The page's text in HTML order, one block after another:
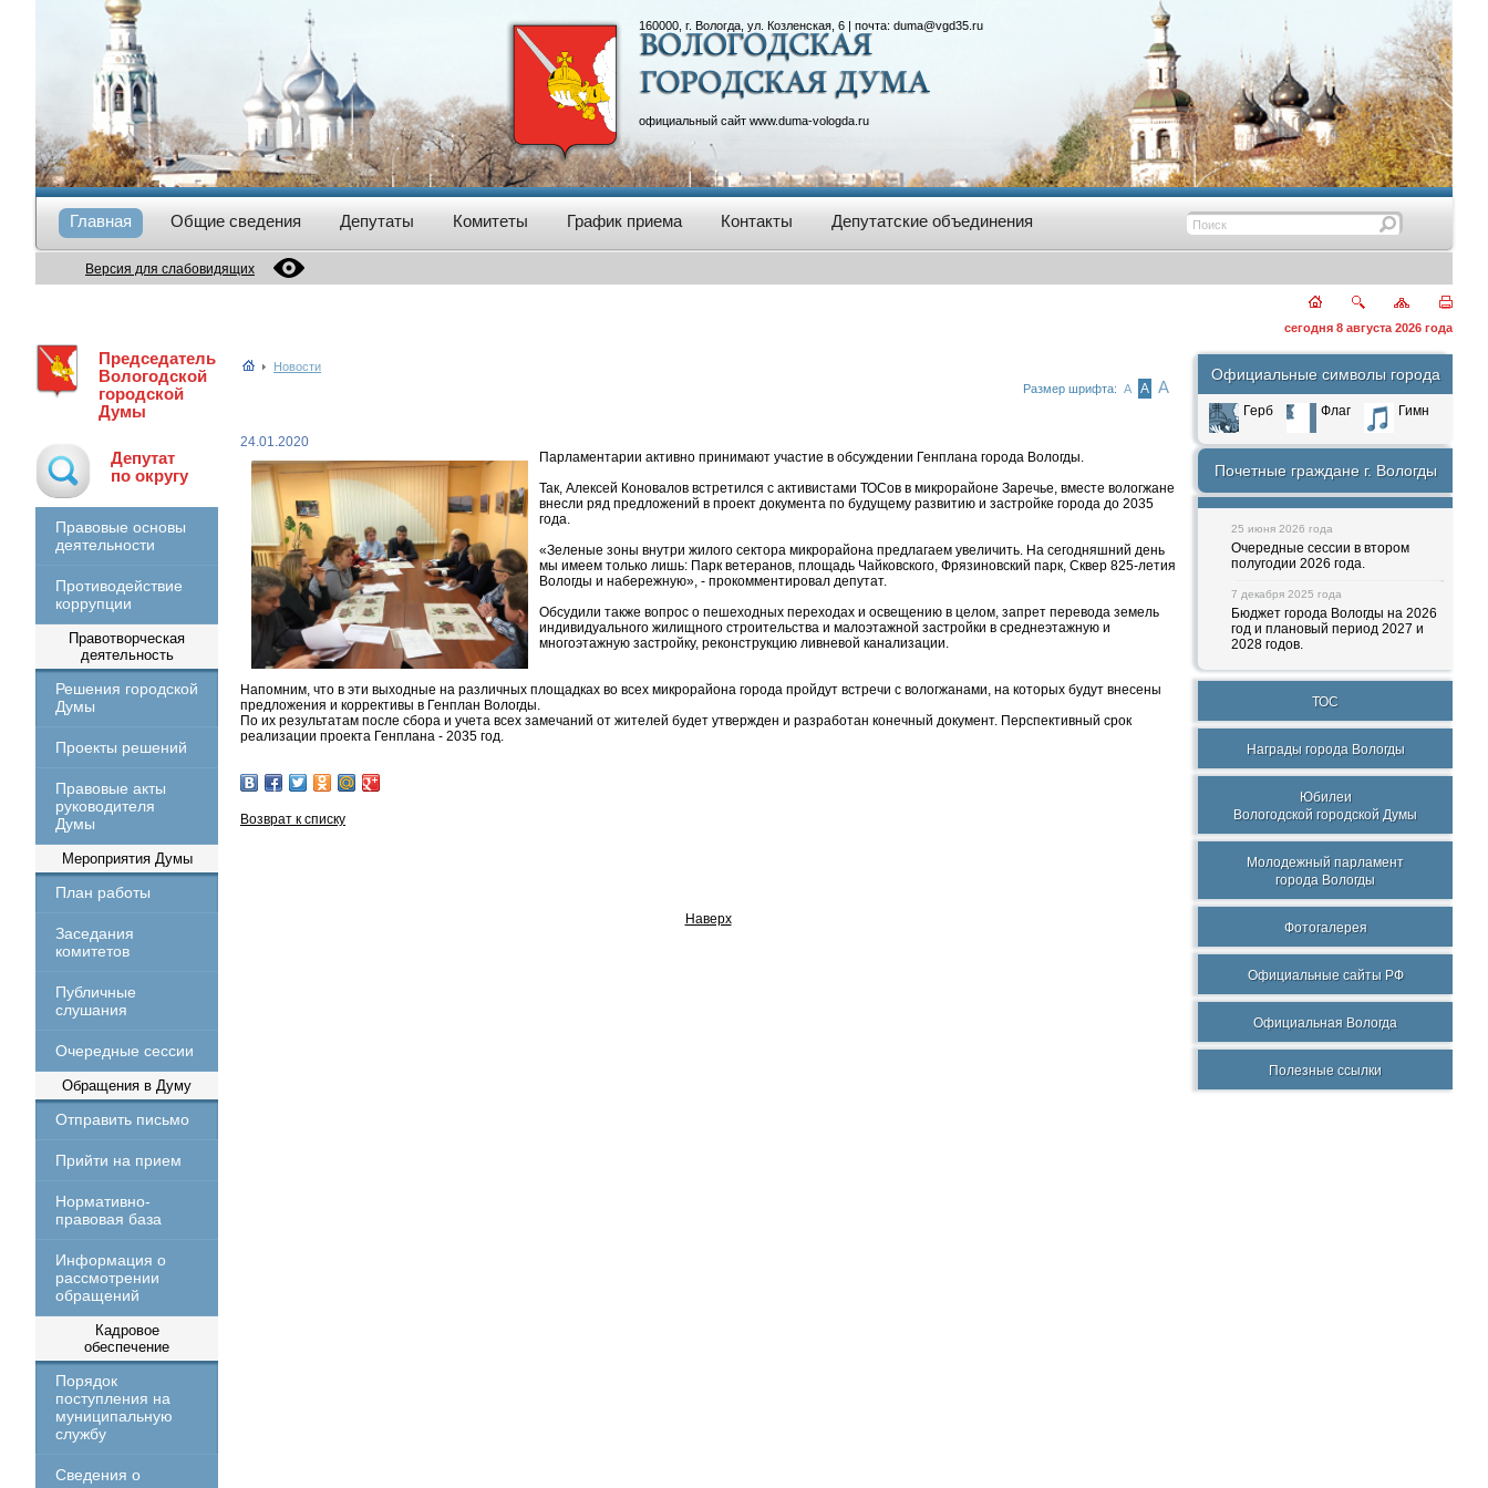
160000, г. Вологда, ул. Козленская, 6 | почта: duma@vgd35.ru
официальный сайт www.duma-vologda.ru
Главная Общие сведения Депутаты Комитеты График приема Контакты Депутатские объединения
Версия для слабовидящих
сегодня 8 августа 2026 года
Председатель
Вологодской
городской
Думы
Депутат
по округу
Правовые основы
деятельности
Противодействие
коррупции
Правотворческая
деятельность
Решения городской
Думы
Проекты решений
Правовые акты
руководителя
Думы
Мероприятия Думы
План работы
Заседания
комитетов
Публичные
слушания
Очередные сессии
Обращения в Думу
Отправить письмо
Прийти на прием
Нормативно-
правовая база
Информация о
рассмотрении
обращений
Кадровое
обеспечение
Порядок
поступления на
муниципальную
службу
Сведения о
Новости
Размер шрифта: А А А
24.01.2020
Парламентарии активно принимают участие в обсуждении Генплана города Вологды.
Так, Алексей Коновалов встретился с активистами ТОСов в микрорайоне Заречье, вместе вологжане
внесли ряд предложений в проект документа по будущему развитию и застройке города до 2035
года.
«Зеленые зоны внутри жилого сектора микрорайона предлагаем увеличить. На сегодняшний день
мы имеем только лишь: Парк ветеранов, площадь Чайковского, Фрязиновский парк, Сквер 825-летия
Вологды и набережную», - прокомментировал депутат.
Обсудили также вопрос о пешеходных переходах и освещению в целом, запрет перевода земель
индивидуального жилищного строительства и малоэтажной застройки в среднеэтажную и
многоэтажную застройку, реконструкцию ливневой канализации.
Напомним, что в эти выходные на различных площадках во всех микрорайона города пройдут встречи с вологжанами, на которых будут внесены
предложения и коррективы в Генплан Вологды.
По их результатам после сбора и учета всех замечаний от жителей будет утвержден и разработан конечный документ. Перспективный срок
реализации проекта Генплана - 2035 год.
Возврат к списку
Наверх
Официальные символы города
Герб Флаг Гимн
Почетные граждане г. Вологды
25 июня 2026 года
Очередные сессии в втором
полугодии 2026 года.
7 декабря 2025 года
Бюджет города Вологды на 2026
год и плановый период 2027 и
2028 годов.
ТОС
Награды города Вологды
Юбилеи
Вологодской городской Думы
Молодежный парламент
города Вологды
Фотогалерея
Официальные сайты РФ
Официальная Вологда
Полезные ссылки